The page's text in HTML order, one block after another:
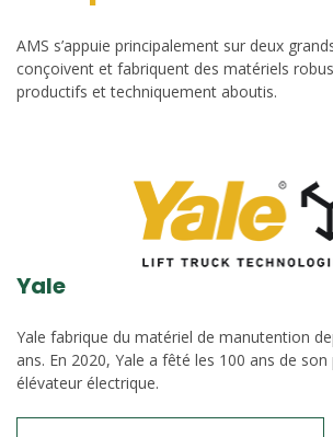
AMS s’appuie principalement sur deux
conçoivent et fabriquent des matériels
productifs et techniquement aboutis.
Yale
Yale fabrique du matériel de manutention
ans. En 2020, Yale a fêté les 100 ans de
élévateur électrique.